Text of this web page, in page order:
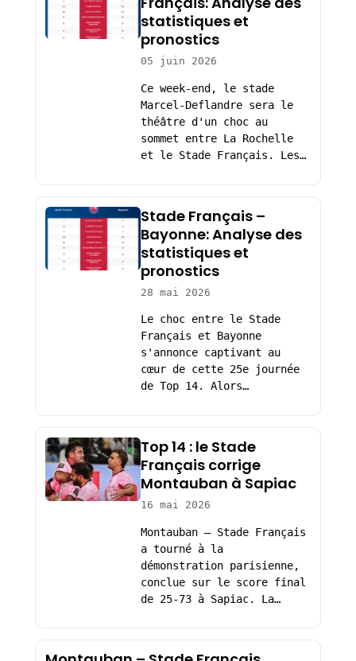
statistiques et
pronostics
05 juin 2026
Ce week-end, le stade
Marcel-Deflandre sera le
théâtre d'un choc au
sommet entre La Rochelle
et le Stade Français. Les…
Stade Français –
Bayonne: Analyse des
statistiques et
pronostics
28 mai 2026
Le choc entre le Stade
Français et Bayonne
s'annonce captivant au
cœur de cette 25e journée
de Top 14. Alors…
Top 14 : le Stade
Français corrige
Montauban à Sapiac
16 mai 2026
Montauban – Stade Français
a tourné à la
démonstration parisienne,
conclue sur le score final
de 25-73 à Sapiac. La…